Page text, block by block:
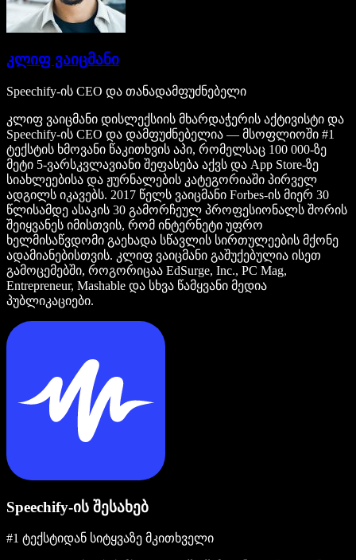
კლიფ ვაიცმანი
Speechify-ის CEO და თანადამფუძნებელი
კლიფ ვაიცმანი დისლექსიის მხარდაჭერის აქტივისტი და
Speechify-ის CEO და დამფუძნებელია — მსოფლიოში #1
ტექსტის ხმოვანი წაკითხვის აპი, რომელსაც 100 000-ზე
მეტი 5-ვარსკვლავიანი შეფასება აქვს და App Store-ზე
სიახლეებისა და ჟურნალების კატეგორიაში პირველ
ადგილს იკავებს. 2017 წელს ვაიცმანი Forbes-ის მიერ 30
წლისამდე ასაკის 30 გამორჩეულ პროფესიონალს შორის
შეიყვანეს იმისთვის, რომ ინტერნეტი უფრო
ხელმისაწვდომი გაეხადა სწავლის სირთულეების მქონე
ადამიანებისთვის. კლიფ ვაიცმანი გაშუქებულია ისეთ
გამოცემებში, როგორიცაა EdSurge, Inc., PC Mag,
Entrepreneur, Mashable და სხვა წამყვანი მედია
პუბლიკაციები.
Speechify-ის შესახებ
#1 ტექსტიდან სიტყვაზე მკითხველი